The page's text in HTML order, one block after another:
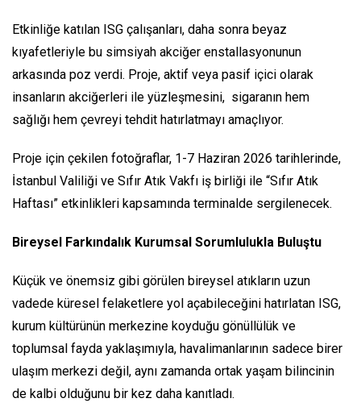
Etkinliğe katılan ISG çalışanları, daha sonra beyaz
kıyafetleriyle bu simsiyah akciğer enstallasyonunun
arkasında poz verdi. Proje, aktif veya pasif içici olarak
insanların akciğerleri ile yüzleşmesini, sigaranın hem
sağlığı hem çevreyi tehdit hatırlatmayı amaçlıyor.
Proje için çekilen fotoğraflar, 1-7 Haziran 2026 tarihlerinde,
İstanbul Valiliği ve Sıfır Atık Vakfı iş birliği ile “Sıfır Atık
Haftası” etkinlikleri kapsamında terminalde sergilenecek.
Bireysel Farkındalık Kurumsal Sorumlulukla Buluştu
Küçük ve önemsiz gibi görülen bireysel atıkların uzun
vadede küresel felaketlere yol açabileceğini hatırlatan ISG,
kurum kültürünün merkezine koyduğu gönüllülük ve
toplumsal fayda yaklaşımıyla, havalimanlarının sadece birer
ulaşım merkezi değil, aynı zamanda ortak yaşam bilincinin
de kalbi olduğunu bir kez daha kanıtladı.